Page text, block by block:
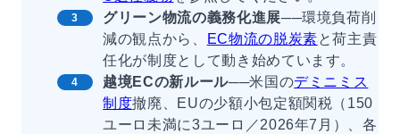
グリーン物流の義務化進展──環境負荷削
減の観点から、
EC物流の脱炭素と荷主責
任化が制度として動き始めています。
越境ECの新ルール──米国のデミニミス
制度撤廃、EUの少額小包定額関税（150
ユーロ未満に3ユーロ／2026年7月）、各